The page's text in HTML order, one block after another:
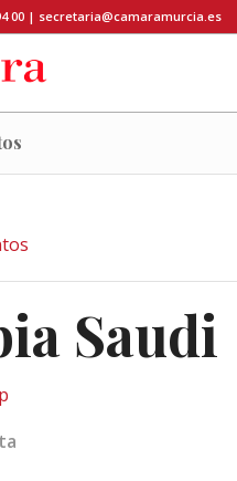
00 | secretaria@camaramurcia.es
Saudi